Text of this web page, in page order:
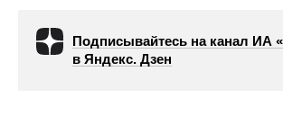
Подписывайтесь на канал ИА
в Яндекс. Дзен